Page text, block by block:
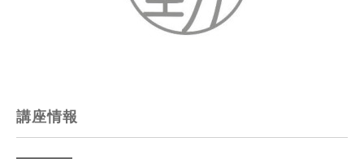
講座情報